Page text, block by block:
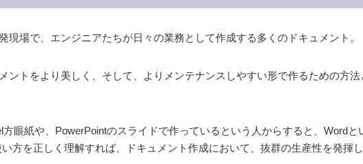
現場で、エンジニアたちが日々の業務として作成する多くのドキュメント。
ントをより美しく、そして、よりメンテナンスしやすい形で作るための方
眼紙や、PowerPointのスライドで作っているという人からすると、Word
方を正しく理解すれば、ドキュメント作成において、抜群の生産性を発揮